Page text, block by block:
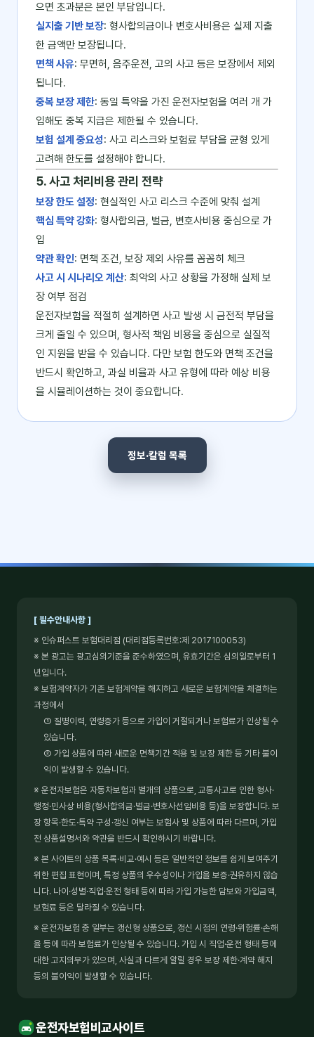
으면 초과분은 본인 부담입니다.
실지출 기반 보장: 형사합의금이나 변호사비용은 실제 지출
한 금액만 보장됩니다.
면책 사유: 무면허, 음주운전, 고의 사고 등은 보장에서 제외
됩니다.
중복 보장 제한: 동일 특약을 가진 운전자보험을 여러 개 가
입해도 중복 지급은 제한될 수 있습니다.
보험 설계 중요성: 사고 리스크와 보험료 부담을 균형 있게
고려해 한도를 설정해야 합니다.
5. 사고 처리비용 관리 전략
보장 한도 설정: 현실적인 사고 리스크 수준에 맞춰 설계
핵심 특약 강화: 형사합의금, 벌금, 변호사비용 중심으로 가
입
약관 확인: 면책 조건, 보장 제외 사유를 꼼꼼히 체크
사고 시 시나리오 계산: 최악의 사고 상황을 가정해 실제 보
장 여부 점검
운전자보험을 적절히 설계하면 사고 발생 시 금전적 부담을
크게 줄일 수 있으며, 형사적 책임 비용을 중심으로 실질적
인 지원을 받을 수 있습니다. 다만 보험 한도와 면책 조건을
반드시 확인하고, 과실 비율과 사고 유형에 따라 예상 비용
을 시뮬레이션하는 것이 중요합니다.
정보·칼럼 목록
[ 필수안내사항 ]
※ 인슈퍼스트 보험대리점 (대리점등록번호:제 2017100053)
※ 본 광고는 광고심의기준을 준수하였으며, 유효기간은 심의일로부터 1
년입니다.
※ 보험계약자가 기존 보험계약을 해지하고 새로운 보험계약을 체결하는
과정에서
① 질병이력, 연령증가 등으로 가입이 거절되거나 보험료가 인상될 수
있습니다.
② 가입 상품에 따라 새로운 면책기간 적용 및 보장 제한 등 기타 불이
익이 발생할 수 있습니다.
※ 운전자보험은 자동차보험과 별개의 상품으로, 교통사고로 인한 형사·
행정·민사상 비용(형사합의금·벌금·변호사선임비용 등)을 보장합니다. 보
장 항목·한도·특약 구성·갱신 여부는 보험사 및 상품에 따라 다르며, 가입
전 상품설명서와 약관을 반드시 확인하시기 바랍니다.
※ 본 사이트의 상품 목록·비교·예시 등은 일반적인 정보를 쉽게 보여주기
위한 편집 표현이며, 특정 상품의 우수성이나 가입을 보증·권유하지 않습
니다. 나이·성별·직업·운전 형태 등에 따라 가입 가능한 담보와 가입금액,
보험료 등은 달라질 수 있습니다.
※ 운전자보험 중 일부는 갱신형 상품으로, 갱신 시점의 연령·위험률·손해
율 등에 따라 보험료가 인상될 수 있습니다. 가입 시 직업·운전 형태 등에
대한 고지의무가 있으며, 사실과 다르게 알릴 경우 보장 제한·계약 해지
등의 불이익이 발생할 수 있습니다.
운전자보험비교사이트